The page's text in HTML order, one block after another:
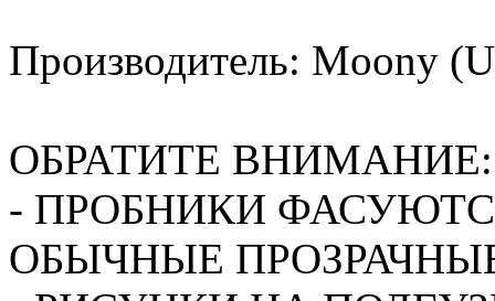
Производитель: Moony
ОБРАТИТЕ ВНИМАНИЕ:
- ПРОБНИКИ
ОБЫЧНЫЕ